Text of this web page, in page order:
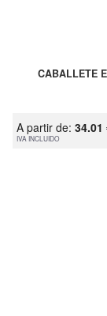
CABALLETE
A partir de: 34.01
IVA INCLUIDO